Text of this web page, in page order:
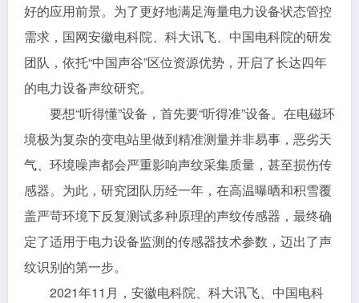
好的应用前景。为了更好地满足海量电力设备状态管控
需求，国网安徽电科院、科大讯飞、中国电科院的研发
团队，依托“中国声谷”区位资源优势，开启了长达四年
的电力设备声纹研究。
要想“听得懂”设备，首先要“听得准”设备。在电磁环
境极为复杂的变电站里做到精准测量并非易事，恶劣天
气、环境噪声都会严重影响声纹采集质量，甚至损伤传
感器。为此，研究团队历经一年，在高温曝晒和积雪覆
盖严苛环境下反复测试多种原理的声纹传感器，最终确
定了适用于电力设备监测的传感器技术参数，迈出了声
纹识别的第一步。
2021年11月，安徽电科院、科大讯飞、中国电科